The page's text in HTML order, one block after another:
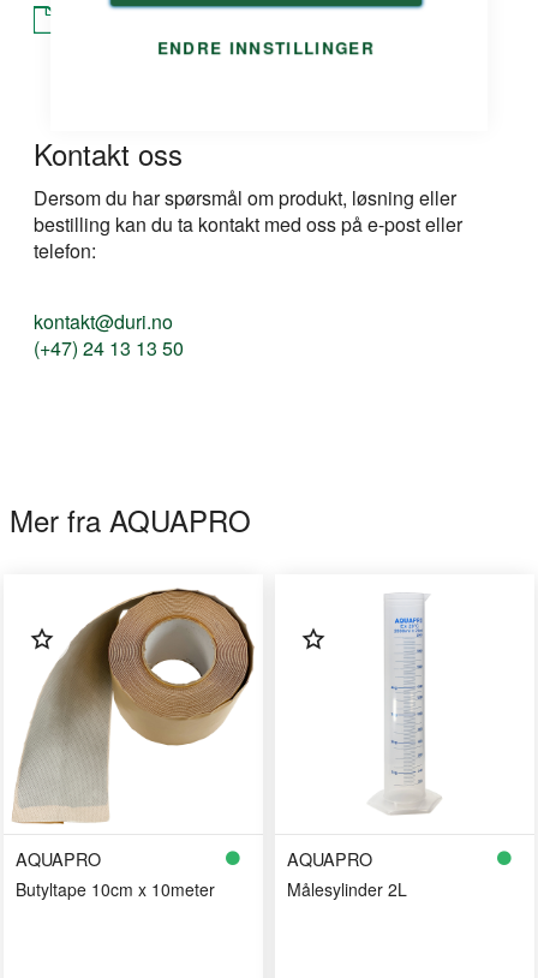
ENDRE INNSTILLINGER
Kontakt oss
Dersom du har spørsmål om produkt, løsning eller
bestilling kan du ta kontakt med oss på e-post eller
telefon:
kontakt@duri.no
(+47) 24 13 13 50
Mer fra AQUAPRO
AQUAPRO
Butyltape 10cm x 10meter
AQUAPRO
Målesylinder 2L